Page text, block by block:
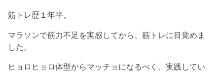
筋トレ歴１年半。
マラソンで筋力不足を実感してから、筋トレに目覚めま
した。
ヒョロヒョロ体型からマッチョになるべく、実践してい